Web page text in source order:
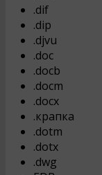
.dif
.dip
.djvu
.doc
.docb
.docm
.docx
.крапка
.dotm
.dotx
.dwg